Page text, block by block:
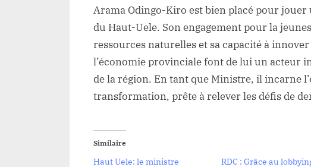
Arama Odingo-Kiro est bien placé pour
du Haut-Uele. Son engagement pour la
ressources naturelles et sa capacité à
l’économie provinciale font de lui un acteur
de la région. En tant que Ministre, il incarne
transformation, prête à relever les défis de
Similaire
Haut Uele: le ministre RDC : Grâce au